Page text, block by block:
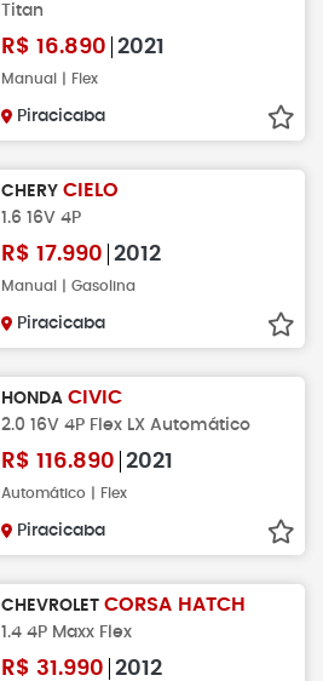
Titan
R$ 16.890 2021
Manual | Flex
Piracicaba
CHERY CIELO
1.6 16V 4P
R$ 17.990 2012
Manual | Gasolina
Piracicaba
HONDA CIVIC
2.0 16V 4P Flex LX Automático
R$ 116.890 2021
Automático | Flex
Piracicaba
CHEVROLET CORSA HATCH
1.4 4P Maxx Flex
R$ 31.990 2012